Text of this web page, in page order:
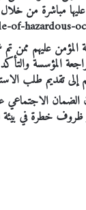
hazardous-
عليهم ممن تم
المؤسسة
إلى تقديم طلب
الضمان الاجتماعي
خطرة في بيئة